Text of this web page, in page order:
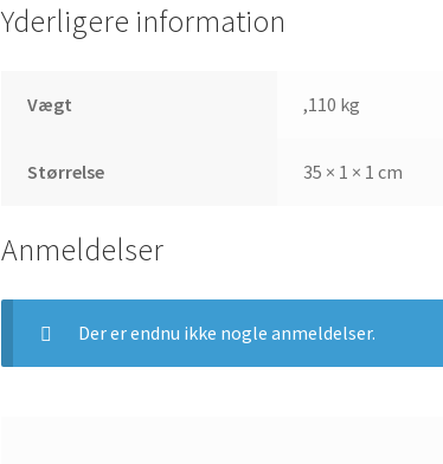
Yderligere information
Vægt ,110 kg
Størrelse 35 × 1 × 1 cm
Anmeldelser
Der er endnu ikke nogle anmeldelser.